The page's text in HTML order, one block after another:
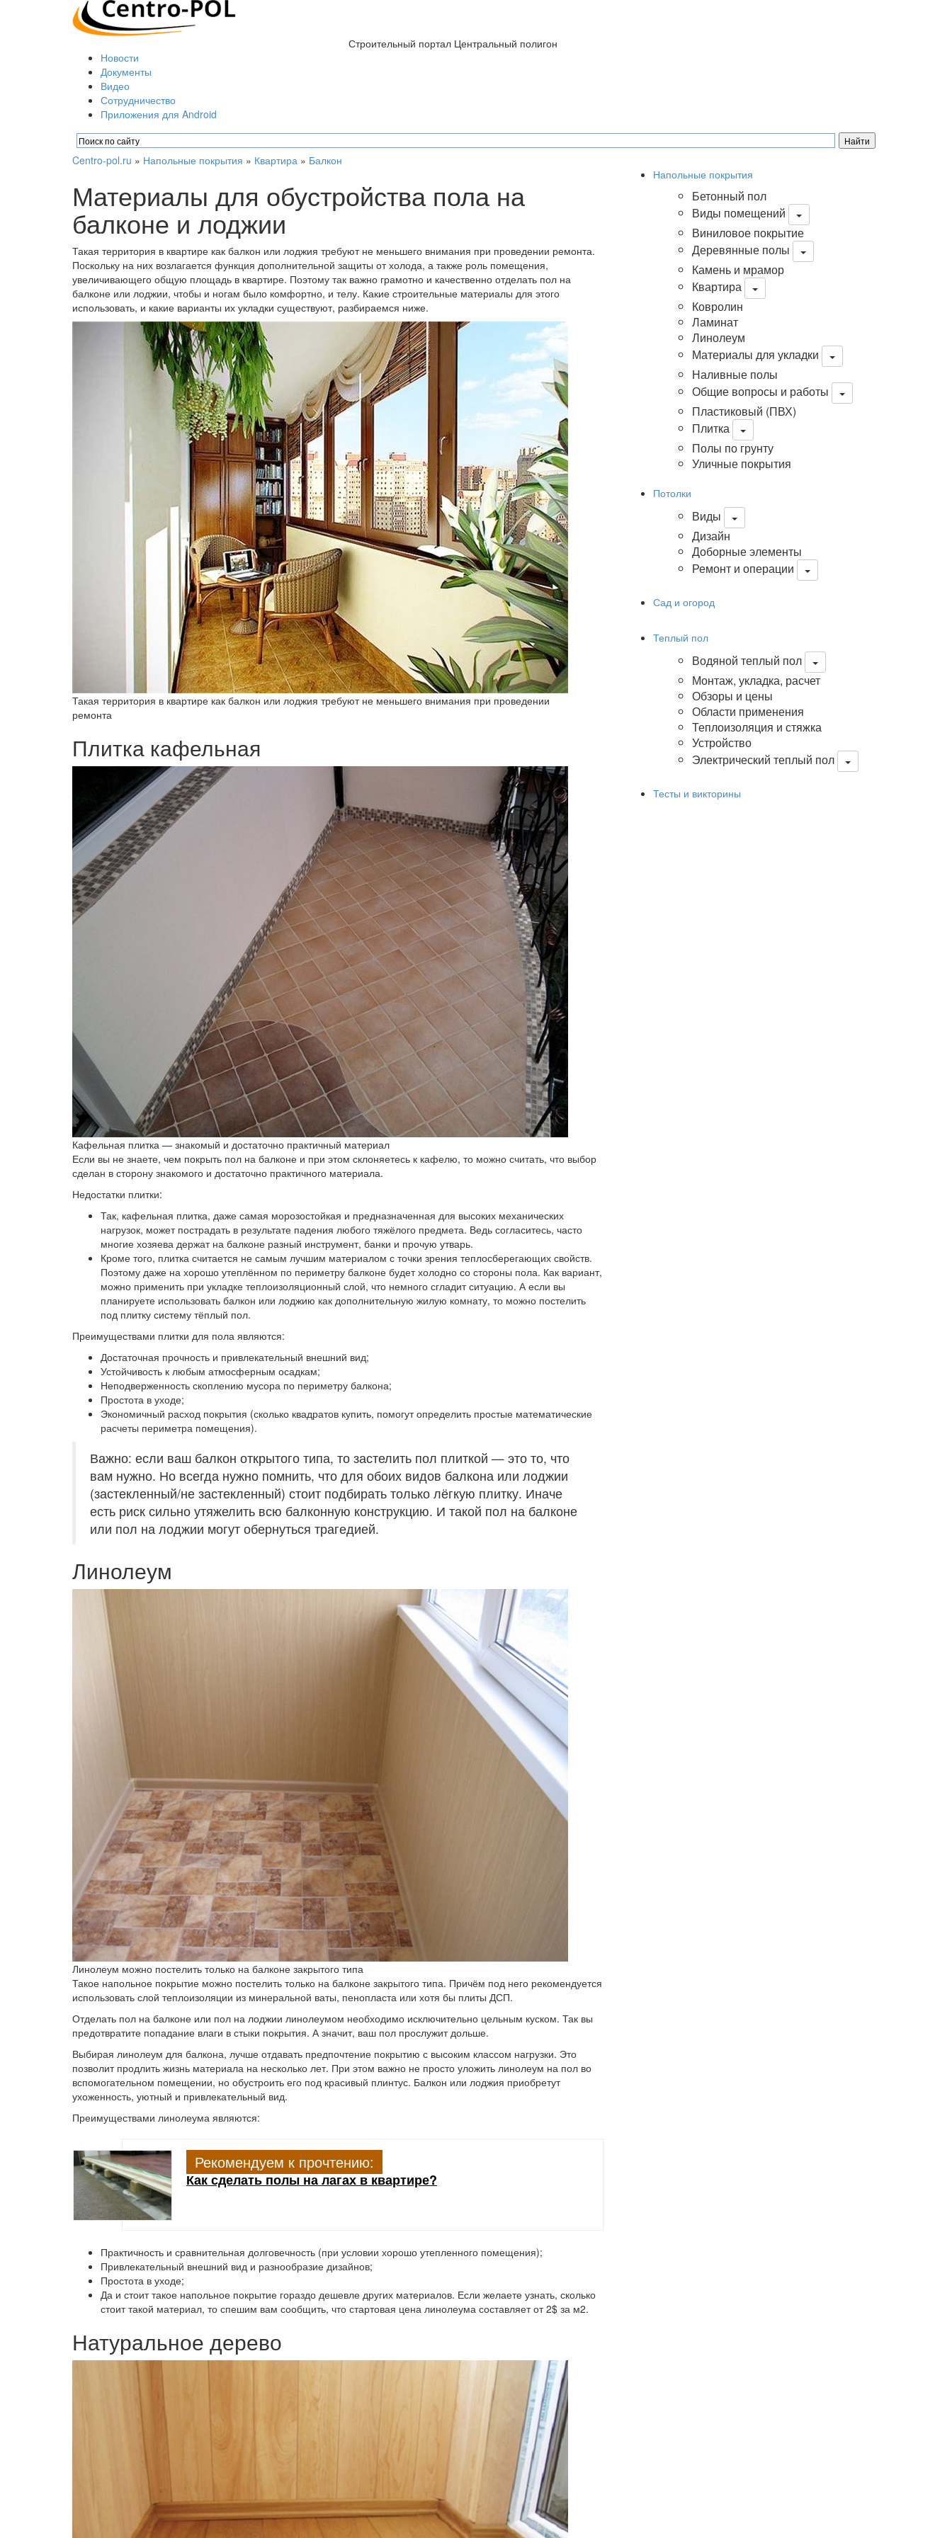
Строительный портал Центральный полигон
Новости
Документы
Видео
Сотрудничество
Приложения для Android
Centro-pol.ru » Напольные покрытия » Квартира » Балкон
Материалы для обустройства пола на
балконе и лоджии
Такая территория в квартире как балкон или лоджия требуют не меньшего внимания при проведении ремонта.
Поскольку на них возлагается функция дополнительной защиты от холода, а также роль помещения,
увеличивающего общую площадь в квартире. Поэтому так важно грамотно и качественно отделать пол на
балконе или лоджии, чтобы и ногам было комфортно, и телу. Какие строительные материалы для этого
использовать, и какие варианты их укладки существуют, разбираемся ниже.
Такая территория в квартире как балкон или лоджия требуют не меньшего внимания при проведении
ремонта
Плитка кафельная
Кафельная плитка — знакомый и достаточно практичный материал
Если вы не знаете, чем покрыть пол на балконе и при этом склоняетесь к кафелю, то можно считать, что выбор
сделан в сторону знакомого и достаточно практичного материала.
Недостатки плитки:
Так, кафельная плитка, даже самая морозостойкая и предназначенная для высоких механических
нагрузок, может пострадать в результате падения любого тяжёлого предмета. Ведь согласитесь, часто
многие хозяева держат на балконе разный инструмент, банки и прочую утварь.
Кроме того, плитка считается не самым лучшим материалом с точки зрения теплосберегающих свойств.
Поэтому даже на хорошо утеплённом по периметру балконе будет холодно со стороны пола. Как вариант,
можно применить при укладке теплоизоляционный слой, что немного сгладит ситуацию. А если вы
планируете использовать балкон или лоджию как дополнительную жилую комнату, то можно постелить
под плитку систему тёплый пол.
Преимуществами плитки для пола являются:
Достаточная прочность и привлекательный внешний вид;
Устойчивость к любым атмосферным осадкам;
Неподверженность скоплению мусора по периметру балкона;
Простота в уходе;
Экономичный расход покрытия (сколько квадратов купить, помогут определить простые математические
расчеты периметра помещения).
Важно: если ваш балкон открытого типа, то застелить пол плиткой — это то, что
вам нужно. Но всегда нужно помнить, что для обоих видов балкона или лоджии
(застекленный/не застекленный) стоит подбирать только лёгкую плитку. Иначе
есть риск сильно утяжелить всю балконную конструкцию. И такой пол на балконе
или пол на лоджии могут обернуться трагедией.
Линолеум
Линолеум можно постелить только на балконе закрытого типа
Такое напольное покрытие можно постелить только на балконе закрытого типа. Причём под него рекомендуется
использовать слой теплоизоляции из минеральной ваты, пенопласта или хотя бы плиты ДСП.
Отделать пол на балконе или пол на лоджии линолеумом необходимо исключительно цельным куском. Так вы
предотвратите попадание влаги в стыки покрытия. А значит, ваш пол прослужит дольше.
Выбирая линолеум для балкона, лучше отдавать предпочтение покрытию с высоким классом нагрузки. Это
позволит продлить жизнь материала на несколько лет. При этом важно не просто уложить линолеум на пол во
вспомогательном помещении, но обустроить его под красивый плинтус. Балкон или лоджия приобретут
ухоженность, уютный и привлекательный вид.
Преимуществами линолеума являются:
Рекомендуем к прочтению:
Как сделать полы на лагах в квартире?
Практичность и сравнительная долговечность (при условии хорошо утепленного помещения);
Привлекательный внешний вид и разнообразие дизайнов;
Простота в уходе;
Да и стоит такое напольное покрытие гораздо дешевле других материалов. Если желаете узнать, сколько
стоит такой материал, то спешим вам сообщить, что стартовая цена линолеума составляет от 2$ за м2.
Натуральное дерево
Напольные покрытия
Бетонный пол
Виды помещений
Виниловое покрытие
Деревянные полы
Камень и мрамор
Квартира
Ковролин
Ламинат
Линолеум
Материалы для укладки
Наливные полы
Общие вопросы и работы
Пластиковый (ПВХ)
Плитка
Полы по грунту
Уличные покрытия
Потолки
Виды
Дизайн
Доборные элементы
Ремонт и операции
Сад и огород
Теплый пол
Водяной теплый пол
Монтаж, укладка, расчет
Обзоры и цены
Области применения
Теплоизоляция и стяжка
Устройство
Электрический теплый пол
Тесты и викторины